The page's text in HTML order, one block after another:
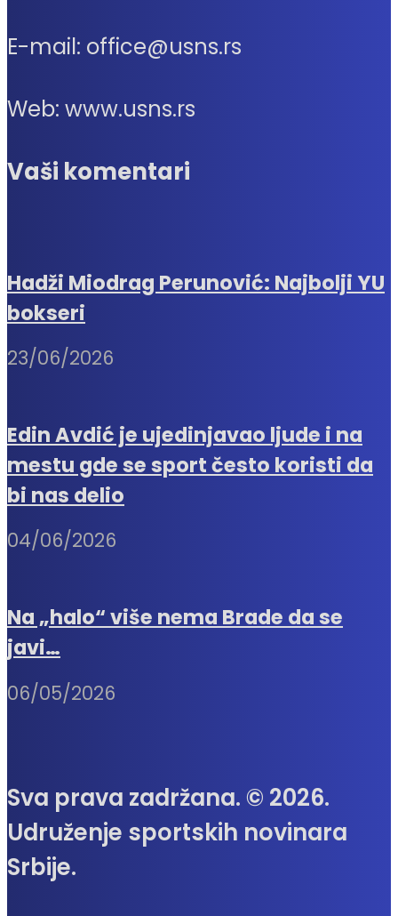
E-mail: office@usns.rs
Web: www.usns.rs
Vaši komentari
Hadži Miodrag Perunović: Najbolji YU
bokseri
23/06/2026
Edin Avdić je ujedinjavao ljude i na
mestu gde se sport često koristi da
bi nas delio
04/06/2026
Na „halo“ više nema Brade da se
javi…
06/05/2026
Sva prava zadržana. © 2026.
Udruženje sportskih novinara
Srbije.